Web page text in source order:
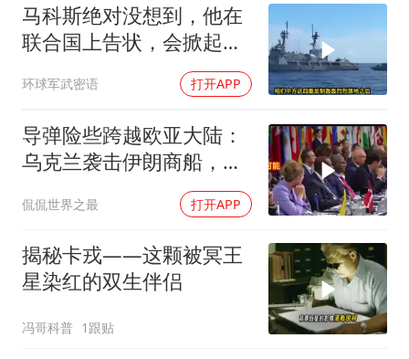
马科斯绝对没想到，他在
联合国上告状，会掀起中
环球军武密语 打开APP
导弹险些跨越欧亚大陆：
乌克兰袭击伊朗商船，差
点引爆两场战争的“连环
雷”
侃侃世界之最 打开APP
揭秘卡戎——这颗被冥王
星染红的双生伴侣
冯哥科普 1跟贴